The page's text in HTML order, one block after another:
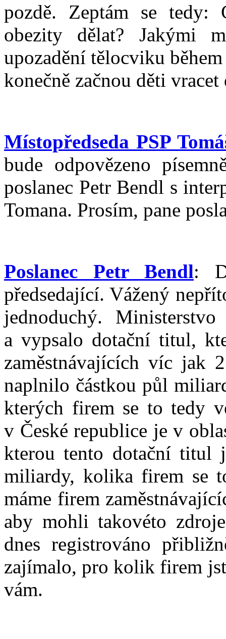
pozdě. Zeptám se tedy:
obezity dělat? Jakými
upozadění tělocviku
konečně začnou děti
Místopředseda PSP
bude odpovězeno
poslanec Petr Bendl s
Tomana. Prosím, pane
Poslanec Petr Bendl:
předsedající. Vážený
jednoduchý.
a vypsalo dotační titul,
zaměstnávajících víc jak
naplnilo částkou půl
kterých firem se to tedy
v České republice je v
kterou tento dotační titul
miliardy, kolika firem se
máme firem
aby mohli takovéto
dnes registrováno
zajímalo, pro kolik firem
vám.